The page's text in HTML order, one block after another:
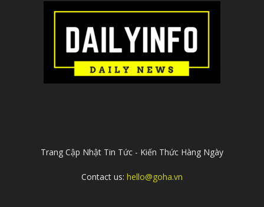
Trang Cập Nhật Tin Tức - Kiến Thức Hàng Ngày
Contact us: hello@goha.vn